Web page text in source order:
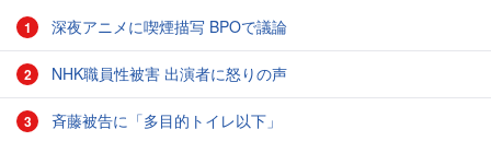
1 深夜アニメに喫煙描写 BPOで議論
2 NHK職員性被害 出演者に怒りの声
3 斉藤被告に「多目的トイレ以下」